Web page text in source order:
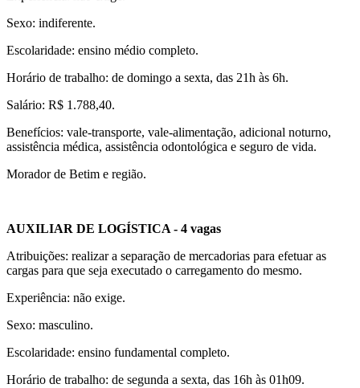
Sexo: indiferente.
Escolaridade: ensino médio completo.
Horário de trabalho: de domingo a sexta, das 21h às 6h.
Salário: R$ 1.788,40.
Benefícios: vale-transporte, vale-alimentação, adicional noturno,
assistência médica, assistência odontológica e seguro de vida.
Morador de Betim e região.
AUXILIAR DE LOGÍSTICA - 4 vagas
Atribuições: realizar a separação de mercadorias para efetuar as
cargas para que seja executado o carregamento do mesmo.
Experiência: não exige.
Sexo: masculino.
Escolaridade: ensino fundamental completo.
Horário de trabalho: de segunda a sexta, das 16h às 01h09.